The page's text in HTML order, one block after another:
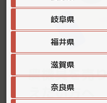
農機具を売
えたい方へ
岐阜県
福井県
滋賀県
奈良県